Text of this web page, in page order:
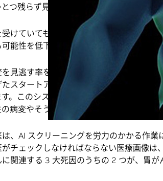
つ残らず見つけ出すことはできません。
けていてもなおリスクは大きく、がんの
能性を低下させることにもなりかねませ
見逃す率を減らすため、日本のある内視
スタートアップ、AIM (AI メディカルサ
。このシステムは、内視鏡から送られて
の病変やそうなるリスクのある病変を特定
は、AI スクリーニングを労力のかかる作
チェックしなければならない医療画像
関連する 3 大死因のうちの 2 つが、胃が